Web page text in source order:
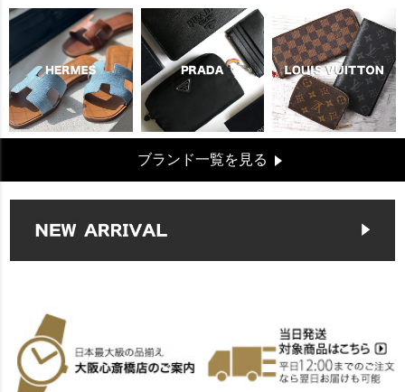
ブランド一覧を見る